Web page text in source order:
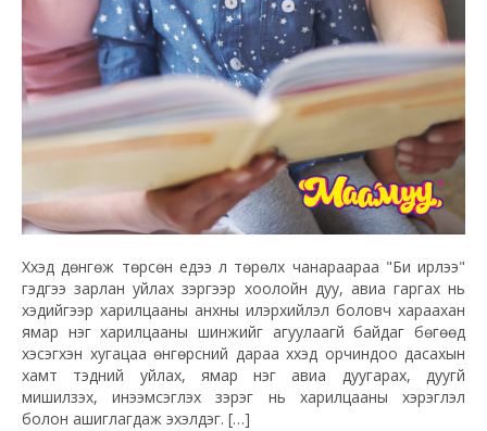
Хүүхэд дөнгөж төрсөн үедээ л төрөлх чанараараа "Би ирлээ"
гэдгээ зарлан уйлах зэргээр хоолойн дуу, авиа гаргах нь
хэдийгээр харилцааны анхны илэрхийлэл боловч хараахан
ямар нэг харилцааны шинжийг агуулаагүй байдаг бөгөөд
хэсэгхэн хугацаа өнгөрсний дараа хүүхэд орчиндоо дасахын
хамт тэдний уйлах, ямар нэг авиа дуугарах, дуугүй
мишилзэх, инээмсэглэх зэрэг нь харилцааны хэрэглэл
болон ашиглагдаж эхэлдэг. […]